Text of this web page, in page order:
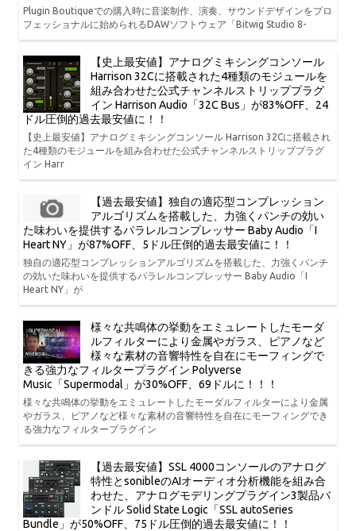
Plugin Boutiqueでの購入時に音楽制作、演奏、サウンドデザインをプロ
フェッショナルに始められるDAWソフトウェア「Bitwig Studio 8-
【史上最安値】アナログミキシングコンソール
Harrison 32Cに搭載された4種類のモジュールを
組み合わせた公式チャンネルストリッププラグ
イン Harrison Audio「32C Bus」が83%OFF、24
ドル圧倒的過去最安値に！！
【史上最安値】アナログミキシングコンソール Harrison 32Cに搭載され
た4種類のモジュールを組み合わせた公式チャンネルストリッププラグ
イン Harr
【過去最安値】独自の適応型コンプレッション
アルゴリズムを搭載した、力強くパンチの効い
た味わいを提供するパラレルコンプレッサー Baby Audio「I
Heart NY」が87%OFF、5ドル圧倒的過去最安値に！！
独自の適応型コンプレッションアルゴリズムを搭載した、力強くパンチ
の効いた味わいを提供するパラレルコンプレッサー Baby Audio「I
Heart NY」が
様々な共鳴体の挙動をエミュレートしたモーダ
ルフィルターにより金属やガラス、ピアノなど
様々な素材の音響特性を自在にモーフィングで
きる強力なフィルタープラグイン Polyverse
Music「Supermodal」が30%OFF、69ドルに！！！
様々な共鳴体の挙動をエミュレートしたモーダルフィルターにより金属
やガラス、ピアノなど様々な素材の音響特性を自在にモーフィングでき
る強力なフィルタープラグイン
【過去最安値】SSL 4000コンソールのアナログ
特性とsonibleのAIオーディオ分析機能を組み合
わせた、アナログモデリングプラグイン3製品バ
ンドル Solid State Logic「SSL autoSeries
Bundle」が50%OFF、75ドル圧倒的過去最安値に！！